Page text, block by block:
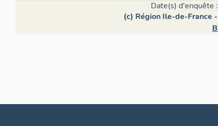
Date(s) d'enquête
(c) Région Ile-de-France